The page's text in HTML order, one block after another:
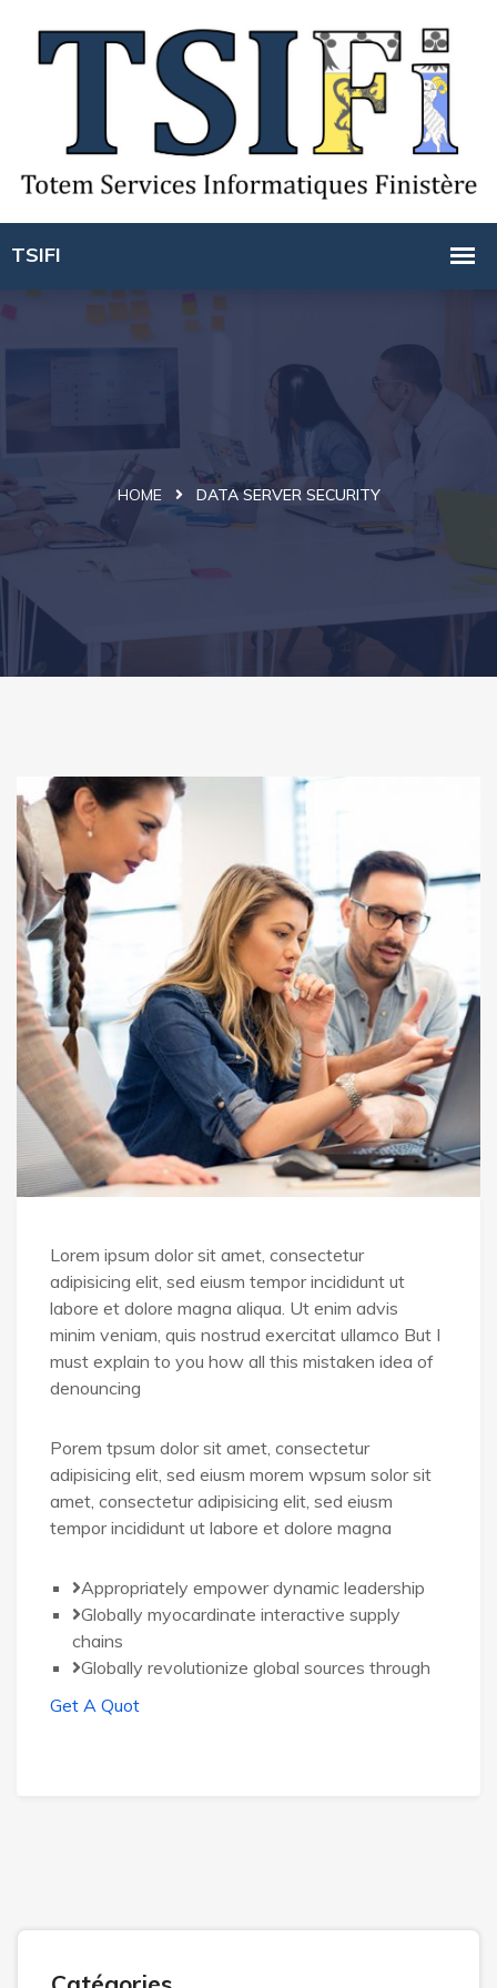
HOME DATA SERVER SECURITY
Lorem ipsum dolor sit amet, consectetur
adipisicing elit, sed eiusm tempor incididunt ut
labore et dolore magna aliqua. Ut enim advis
minim veniam, quis nostrud exercitat ullamco But I
must explain to you how all this mistaken idea of
denouncing
Porem tpsum dolor sit amet, consectetur
adipisicing elit, sed eiusm morem wpsum solor sit
amet, consectetur adipisicing elit, sed eiusm
tempor incididunt ut labore et dolore magna
Appropriately empower dynamic leadership
Globally myocardinate interactive supply
chains
Globally revolutionize global sources through
Get A Quot